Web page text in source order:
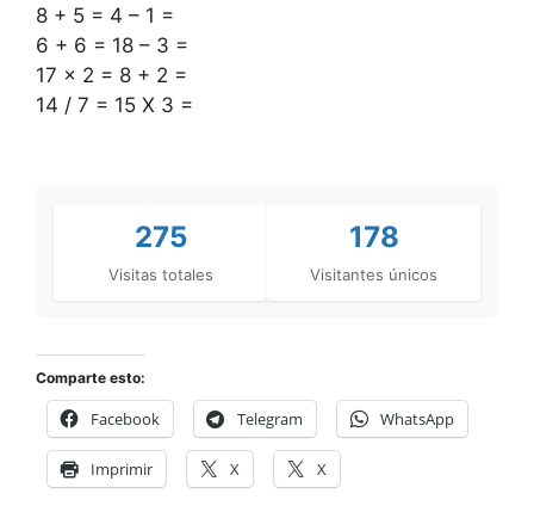
8 + 5 = 4 – 1 =
6 + 6 = 18 – 3 =
17 x 2 = 8 + 2 =
14 / 7 = 15 X 3 =
275
Visitas totales
178
Visitantes únicos
Comparte esto:
Facebook Telegram WhatsApp
Imprimir X X